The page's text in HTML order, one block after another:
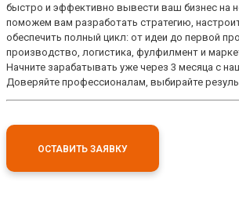
быстро и эффективно вывести ваш бизнес на
поможем вам разработать стратегию,
обеспечить полный цикл: от идеи до первой
производство, логистика, фулфилмент и
Начните зарабатывать уже через 3 месяца с
Доверяйте профессионалам, выбирайте
ОСТАВИТЬ ЗАЯВКУ